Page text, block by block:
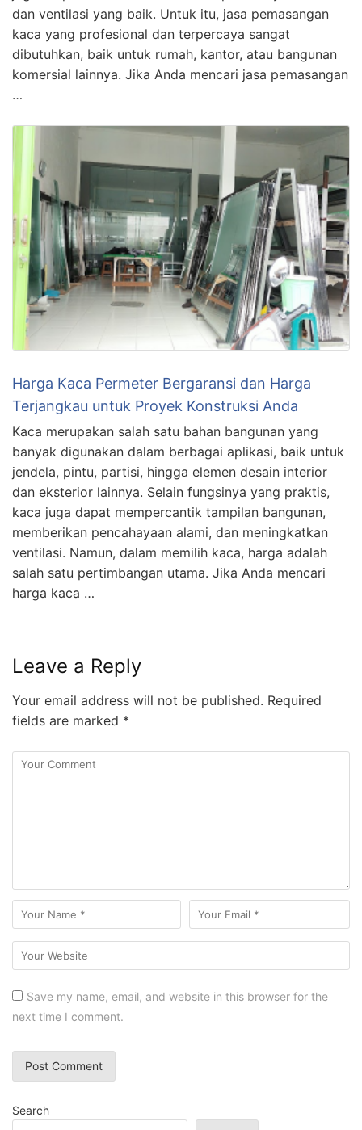
dan ventilasi yang baik. Untuk itu, jasa pemasangan
kaca yang profesional dan terpercaya sangat
dibutuhkan, baik untuk rumah, kantor, atau bangunan
komersial lainnya. Jika Anda mencari jasa pemasangan
…
Harga Kaca Permeter Bergaransi dan Harga
Terjangkau untuk Proyek Konstruksi Anda
Kaca merupakan salah satu bahan bangunan yang
banyak digunakan dalam berbagai aplikasi, baik untuk
jendela, pintu, partisi, hingga elemen desain interior
dan eksterior lainnya. Selain fungsinya yang praktis,
kaca juga dapat mempercantik tampilan bangunan,
memberikan pencahayaan alami, dan meningkatkan
ventilasi. Namun, dalam memilih kaca, harga adalah
salah satu pertimbangan utama. Jika Anda mencari
harga kaca …
Leave a Reply
Your email address will not be published. Required
fields are marked *
Save my name, email, and website in this browser for the
next time I comment.
Search